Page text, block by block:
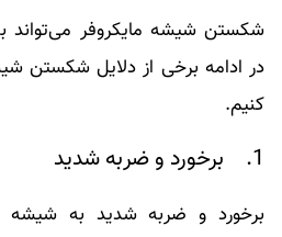
شکستن شیشه مایکروفر می‌تواند
در ادامه برخی از دلایل شکستن
کنیم.
1. برخورد و ضربه شدید
برخورد و ضربه شدید به شیشه